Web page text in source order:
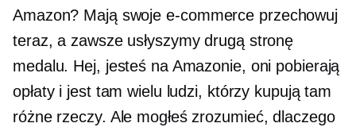
Amazon? Mają swojee-commerce przechowuj
teraz, a zawsze usłyszymy drugą stronę
medalu. Hej, jesteś na Amazonie, oni pobierają
opłaty i jest tam wielu ludzi, którzy kupują tam
różne rzeczy. Ale mogłeś zrozumieć, dlaczego